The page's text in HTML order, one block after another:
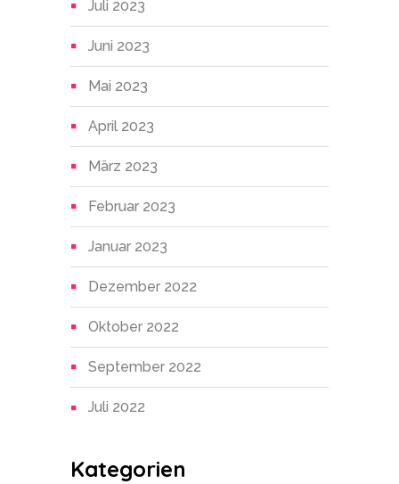
Juli 2023
Juni 2023
Mai 2023
April 2023
März 2023
Februar 2023
Januar 2023
Dezember 2022
Oktober 2022
September 2022
Juli 2022
Kategorien